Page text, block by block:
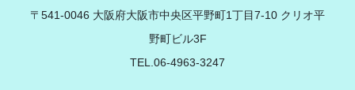
〒541-0046 大阪府大阪市中央区平野町1丁目7-10 クリオ平
野町ビル3F
TEL.06-4963-3247